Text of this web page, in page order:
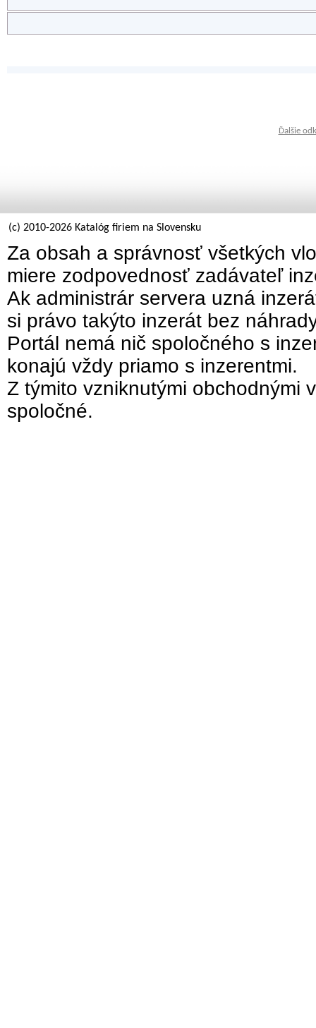
Ďalšie
(c) 2010-2026 Katalóg firiem na Slovensku
Za obsah a správnosť všetkých
miere zodpovednosť zadávateľ
Ak administrár servera uzná
si právo takýto inzerát bez
Portál nemá nič spoločného s
konajú vždy priamo s inzerentmi.
Z týmito vzniknutými obchodnými
spoločné.